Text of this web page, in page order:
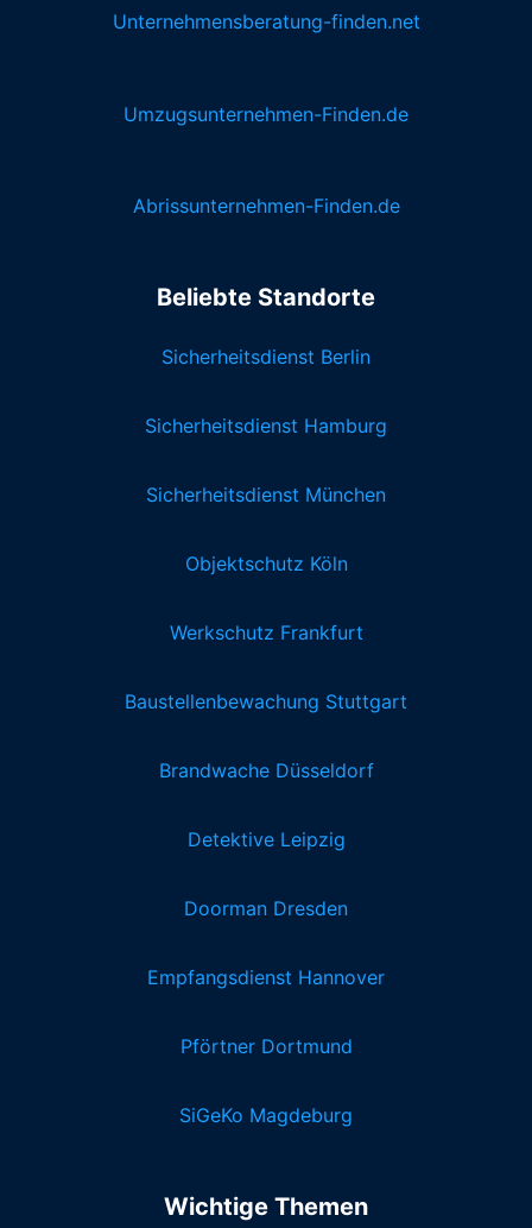
Unternehmensberatung-finden.net
Umzugsunternehmen-Finden.de
Abrissunternehmen-Finden.de
Beliebte Standorte
Sicherheitsdienst Berlin
Sicherheitsdienst Hamburg
Sicherheitsdienst München
Objektschutz Köln
Werkschutz Frankfurt
Baustellenbewachung Stuttgart
Brandwache Düsseldorf
Detektive Leipzig
Doorman Dresden
Empfangsdienst Hannover
Pförtner Dortmund
SiGeKo Magdeburg
Wichtige Themen